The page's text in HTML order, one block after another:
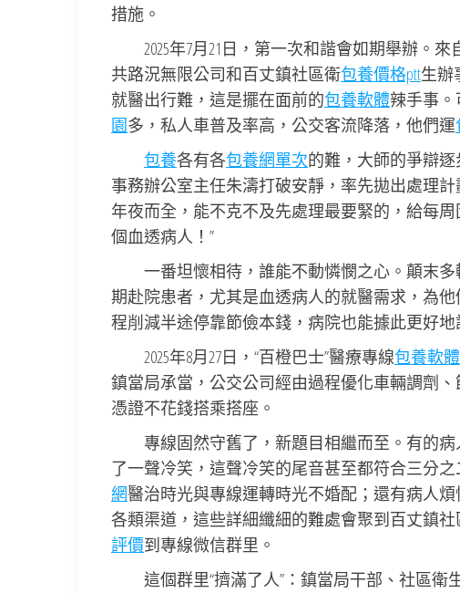
措施。
2025年7月21日，第一次和諧會如期舉辦。
共路況無限公司和百丈鎮社區衛包養價格ptt生辦
就醫出行難，這是擺在面前的包養軟體辣手事
園多，私人車普及率高，公交客流降落，他們運
包養各有各包養網單次的難，大師的爭辯
事務辦公室主任朱濤打破安靜，率先拋出處理計
年夜而全，能不克不及先處理最要緊的，給每
個血透病人！”
一番坦懷相待，誰能不動憐憫之心。顛末
期赴院患者，尤其是血透病人的就醫需求，為
程削減半途停靠節儉本錢，病院也能據此更好地
2025年8月27日，“百橙巴士”醫療專線包養軟體
鎮當局承當，公交公司經由過程優化車輛調劑
憑證不花錢搭乘搭座。
專線固然守舊了，新題目相繼而至。有的
了一聲冷笑，這聲冷笑的尾音甚至都符合三分
網醫治時光與專線運轉時光不婚配；還有病人
各類渠道，這些詳細纖細的難處會聚到百丈鎮
評價到專線微信群里。
這個群里“擠滿了人”：鎮當局干部、社區